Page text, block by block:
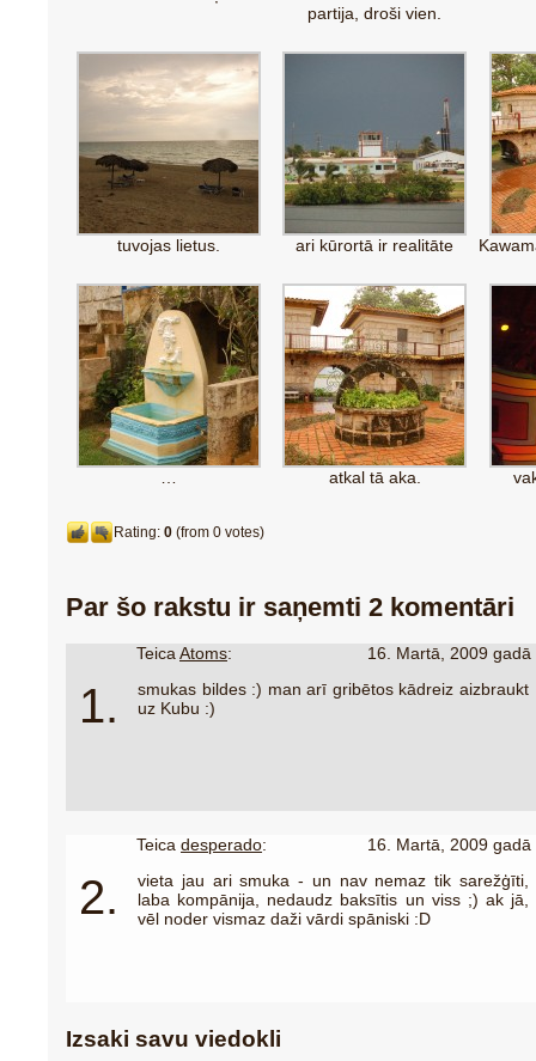
partija, droši vien.
tuvojas lietus. ari kūrortā ir realitāte
atkal tā aka.
Rating: 0 (from 0 votes)
Par šo rakstu ir saņemti 2 komentāri
1.
Teica Atoms:
16. Martā, 2009 gadā
smukas bildes :) man arī gribētos kādreiz aizbraukt
uz Kubu :)
2.
Teica desperado:
16. Martā, 2009 gadā
vieta jau ari smuka - un nav nemaz tik sarežģīti,
laba kompānija, nedaudz baksītis un viss ;) ak jā,
vēl noder vismaz daži vārdi spāniski :D
Izsaki savu viedokli